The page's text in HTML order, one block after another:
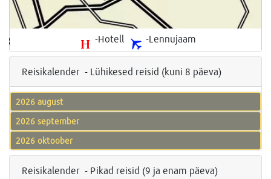
-Hotell -Lennujaam
Reisikalender - Lühikesed reisid (kuni 8 päeva)
2026 august
2026 september
2026 oktoober
Reisikalender - Pikad reisid (9 ja enam päeva)